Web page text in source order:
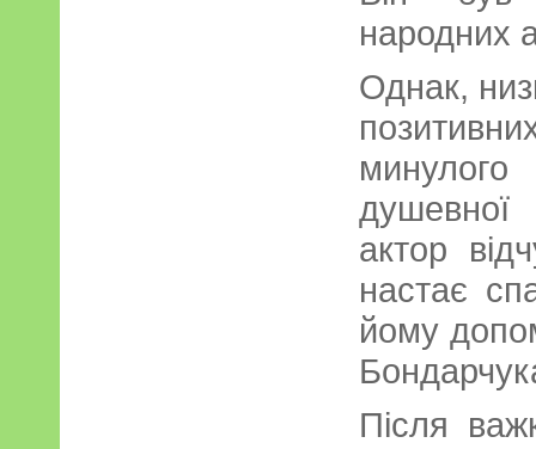
народних
Однак,
душевної
актор
настає
йому
Після